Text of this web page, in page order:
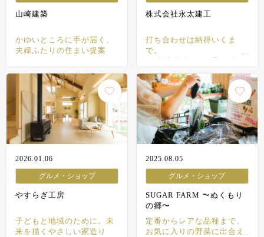
山崎建築
かゆいところに手が届く、
夫婦ふたりの住まい提案
株式会社永太建工
打ち合わせは納得いくま
で。
る地元工務店
2026.01.06
グルメ・ショップ
やすらぎ工房
子どもと地域のために。未
来を描くやさしい家造り
2025.08.05
グルメ・ショップ
SUGAR FARM 〜ぬくもり
の郷〜
定番からレアな品種まで、
お気に入りの野菜に出合え